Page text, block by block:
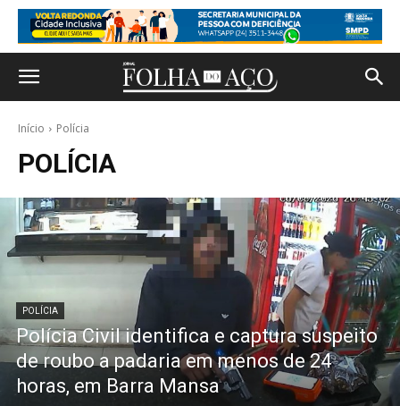
Início Polícia
POLÍCIA
POLÍCIA
Polícia Civil identifica e captura suspeito
de roubo a padaria em menos de 24
horas, em Barra Mansa